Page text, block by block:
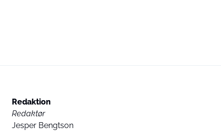
Redaktion
Redaktør
Jesper Bengtson